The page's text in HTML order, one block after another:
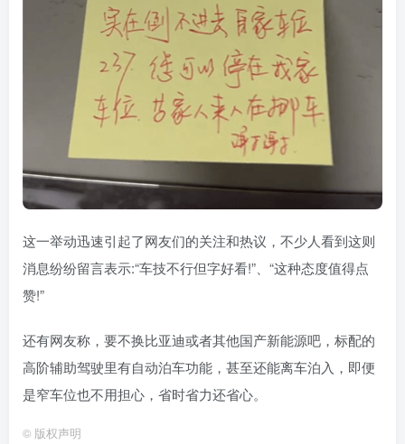
这一举动迅速引起了网友们的关注和热议，不少人看到这则
消息纷纷留言表示:“车技不行但字好看!”、“这种态度值得点
赞!”
还有网友称，要不换比亚迪或者其他国产新能源吧，标配的
高阶辅助驾驶里有自动泊车功能，甚至还能离车泊入，即便
是窄车位也不用担心，省时省力还省心。
© 版权声明